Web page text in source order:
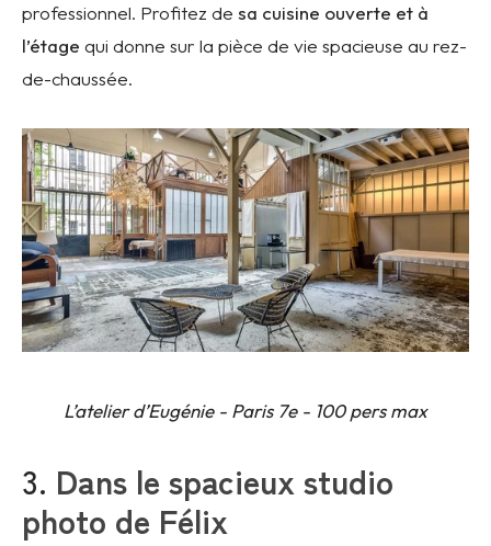
professionnel. Profitez de sa cuisine ouverte et à
l’étage qui donne sur la pièce de vie spacieuse au rez-
de-chaussée.
L’atelier d’Eugénie - Paris 7e - 100 pers max
3. Dans le spacieux studio
photo de Félix